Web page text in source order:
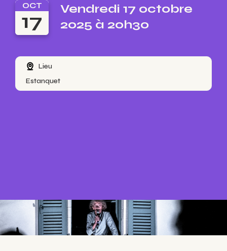
OCT
17
Vendredi 17 octobre
2025 à 20h30
Lieu
Estanquet